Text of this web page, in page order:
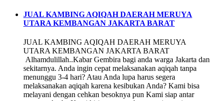
JUAL KAMBING AQIQAH DAERAH MERUYA
UTARA KEMBANGAN JAKARTA BARAT
JUAL KAMBING AQIQAH DAERAH MERUYA
UTARA KEMBANGAN JAKARTA BARAT
Alhamdulillah..Kabar Gembira bagi anda warga Jakarta dan
sekitarnya. Anda ingin cepat melaksanakan aqiqah tanpa
menunggu 3-4 hari? Atau Anda lupa harus segera
melaksanakan aqiqah karena kesibukan Anda? Kami bisa
melayani dengan cehkan besoknya pun Kami siap antar